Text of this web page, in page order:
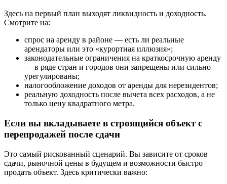
Здесь на первый план выходят ликвидность и доходность.
Смотрите на:
спрос на аренду в районе — есть ли реальные
арендаторы или это «курортная иллюзия»;
законодательные ограничения на краткосрочную аренду
— в ряде стран и городов они запрещены или сильно
урегулированы;
налогообложение доходов от аренды для нерезидентов;
реальную доходность после вычета всех расходов, а не
только цену квадратного метра.
Если вы вкладываете в строящийся объект с
перепродажей после сдачи
Это самый рискованный сценарий. Вы зависите от сроков
сдачи, рыночной цены в будущем и возможности быстро
продать объект. Здесь критически важно: